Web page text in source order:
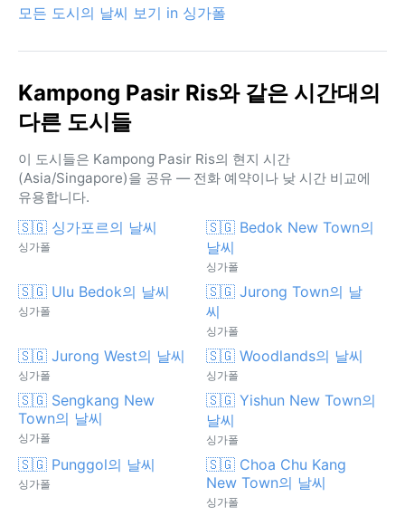
모든 도시의 날씨 보기 in 싱가폴
Kampong Pasir Ris와 같은 시간대의
다른 도시들
이 도시들은 Kampong Pasir Ris의 현지 시간
(Asia/Singapore)을 공유 — 전화 예약이나 낮 시간 비교에
유용합니다.
🇸🇬 싱가포르의 날씨
싱가폴
🇸🇬 Bedok New Town의
날씨
싱가폴
🇸🇬 Ulu Bedok의 날씨
싱가폴
🇸🇬 Jurong Town의 날
씨
싱가폴
🇸🇬 Jurong West의 날씨
싱가폴
🇸🇬 Woodlands의 날씨
싱가폴
🇸🇬 Sengkang New
Town의 날씨
싱가폴
🇸🇬 Yishun New Town의
날씨
싱가폴
🇸🇬 Punggol의 날씨
싱가폴
🇸🇬 Choa Chu Kang
New Town의 날씨
싱가폴